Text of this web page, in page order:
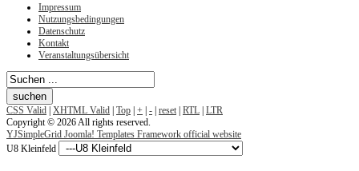
Impressum
Nutzungsbedingungen
Datenschutz
Kontakt
Veranstaltungsübersicht
CSS Valid | XHTML Valid | Top | + | - | reset | RTL | LTR
Copyright © 2026 All rights reserved.
YJSimpleGrid Joomla! Templates Framework official website
U8 Kleinfeld